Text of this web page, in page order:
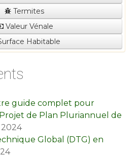
Termites
Valeur Vénale
Habitable
guide complet pour
de Plan Pluriannuel de
2024
Global (DTG) en